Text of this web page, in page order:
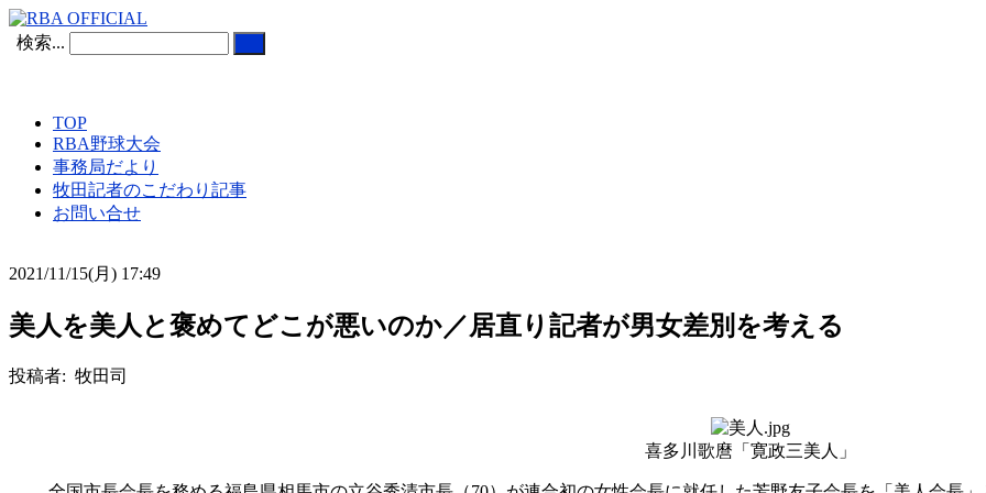
検索...
TOP
RBA野球大会
事務局だより
牧田記者のこだわり記事
お問い合せ
2021/11/15(月) 17:49
美人を美人と褒めてどこが悪いのか／居直り記者が男女差別を考える
投稿者: 牧田司
喜多川歌麿「寛政三美人」